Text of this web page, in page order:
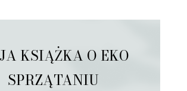
KSIĄŻKA O EKO
SPRZĄTANIU